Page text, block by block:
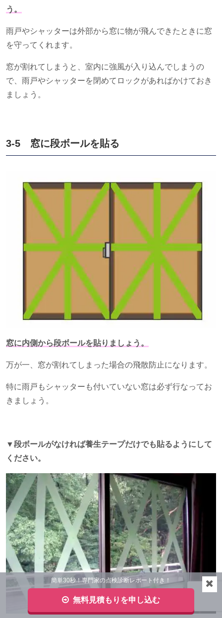
う。
雨戸やシャッターは外部から窓に物が飛んできたときに窓
を守ってくれます。
窓が割れてしまうと、室内に強風が入り込んでしまうの
で、雨戸やシャッターを閉めてロックがあればかけておき
ましょう。
3-5 窓に段ボールを貼る
窓に内側から段ボールを貼りましょう。
万が一、窓が割れてしまった場合の飛散防止になります。
特に雨戸もシャッターも付いていない窓は必ず行なってお
きましょう。
▼段ボールがなければ養生テープだけでも貼るようにして
ください。
簡単30秒！専門家の点検診断レポート付き！
無料見積もりを申し込む